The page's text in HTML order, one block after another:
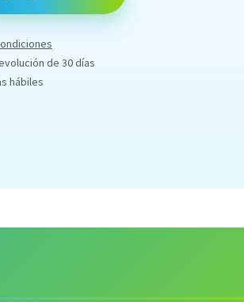
de 30 días
hábiles